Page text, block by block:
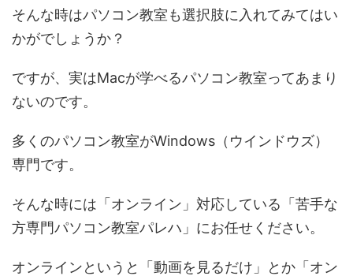
そんな時はパソコン教室も選択肢に入れてみてはい
かがでしょうか？
ですが、実はMacが学べるパソコン教室ってあまり
ないのです。
多くのパソコン教室がWindows（ウインドウズ）
専門です。
そんな時には「オンライン」対応している「苦手な
方専門パソコン教室パレハ」にお任せください。
オンラインというと「動画を見るだけ」とか「オン